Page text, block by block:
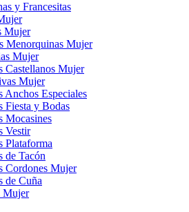
y Francesitas
Mujer
Menorquinas Mujer
Mujer
Castellanos Mujer
Mujer
Anchos Especiales
Fiesta y Bodas
Mocasines
Vestir
Plataforma
de Tacón
Cordones Mujer
de Cuña
Mujer